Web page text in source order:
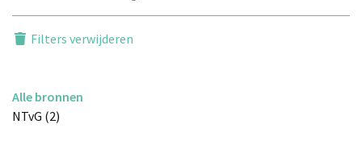
Filters verwijderen
Alle bronnen
NTvG (2)